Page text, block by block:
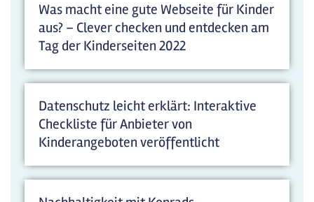
Was macht eine gute Webseite für Kinder
aus? – Clever checken und entdecken am
Tag der Kinderseiten 2022
Datenschutz leicht erklärt: Interaktive
Checkliste für Anbieter von
Kinderangeboten veröffentlicht